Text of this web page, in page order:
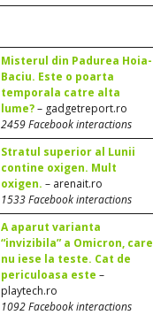
Misterul din Padurea Hoia-
Baciu. Este o poarta
temporala catre alta
lume?– gadgetreport.ro
2459 Facebook interactions
Stratul superior al Lunii
contine oxigen. Mult
oxigen. – arenait.ro
1533 Facebook interactions
A aparut varianta
“invizibila” a Omicron, care
nu iese la teste. Cat de
periculoasa este –
playtech.ro
1092 Facebook interactions